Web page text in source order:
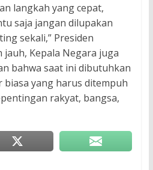
langkah yang cepat,
saja jangan dilupakan
sekali,” Presiden
jauh, Kepala Negara juga
bahwa saat ini dibutuhkan
yang harus ditempuh
rakyat, bangsa,